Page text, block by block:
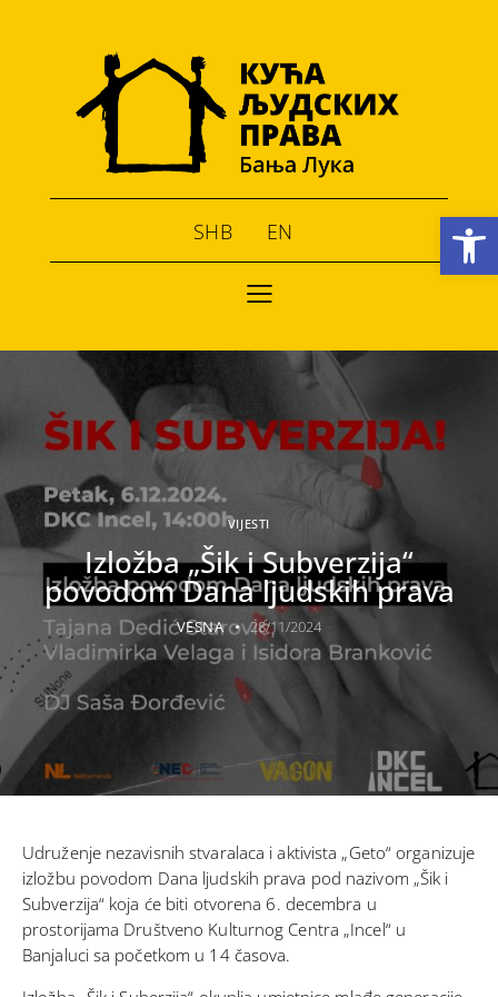
Open toolbar
SHB EN
VIJESTI
Izložba „Šik i Subverzija“
povodom Dana ljudskih prava
VESNA 28/11/2024
Udruženje nezavisnih stvaralaca i aktivista „Geto“ organizuje
izložbu povodom Dana ljudskih prava pod nazivom „Šik i
Subverzija“ koja će biti otvorena 6. decembra u
prostorijama Društveno Kulturnog Centra „Incel“ u
Banjaluci sa početkom u 14 časova.